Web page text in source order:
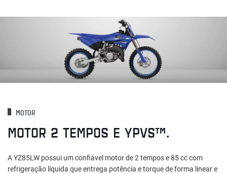
MOTOR
MOTOR 2 TEMPOS E YPVS™.
A YZ85LW possui um confiável motor de 2 tempos e 85 cc com
refrigeração líquida que entrega potência e torque de forma linear e